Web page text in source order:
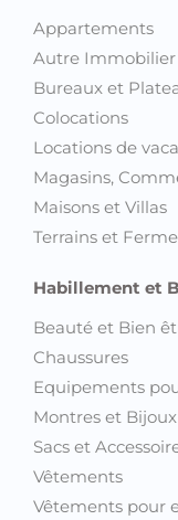
Appartements
Autre Immobilier
Bureaux et
Colocations
Locations de
Magasins,
Maisons et Villas
Terrains et
Habillement et
Beauté et Bien
Chaussures
Equipements
Montres et Bijoux
Sacs et
Vêtements
Vêtements pour